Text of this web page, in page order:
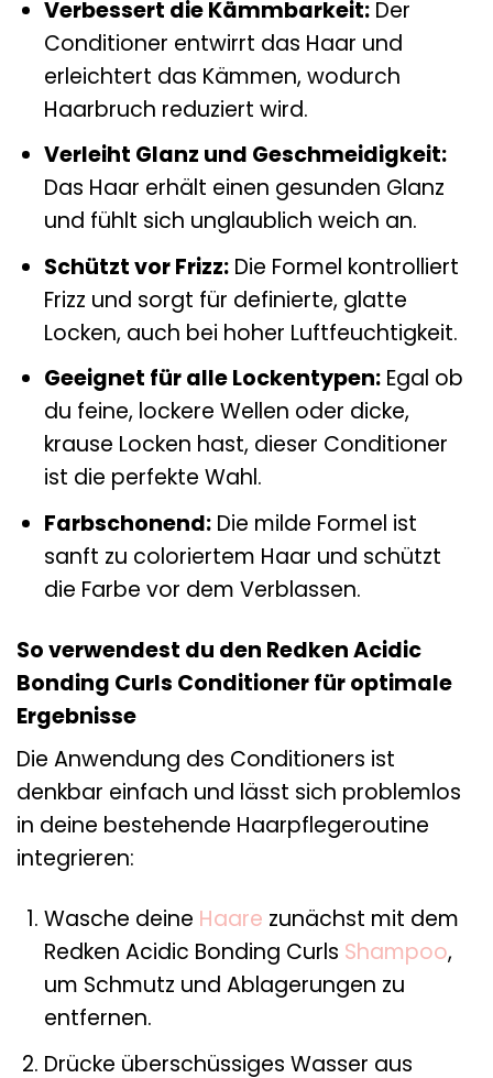
Verbessert die Kämmbarkeit:Der
Conditioner entwirrt das Haar und
erleichtert das Kämmen, wodurch
Haarbruch reduziert wird.
Verleiht Glanz und Geschmeidigkeit:
Das Haar erhält einen gesunden Glanz
und fühlt sich unglaublich weich an.
Schützt vor Frizz:Die Formel kontrolliert
Frizz und sorgt für definierte, glatte
Locken, auch bei hoher Luftfeuchtigkeit.
Geeignet für alle Lockentypen:Egal ob
du feine, lockere Wellen oder dicke,
krause Locken hast, dieser Conditioner
ist die perfekte Wahl.
Farbschonend:Die milde Formel ist
sanft zu coloriertem Haar und schützt
die Farbe vor dem Verblassen.
So verwendest du den Redken Acidic
Bonding Curls Conditioner für optimale
Ergebnisse
Die Anwendung des Conditioners ist
denkbar einfach und lässt sich problemlos
in deine bestehende Haarpflegeroutine
integrieren:
Wasche deine Haare zunächst mit dem
Redken Acidic Bonding Curls Shampoo,
um Schmutz und Ablagerungen zu
entfernen.
Drücke überschüssiges Wasser aus